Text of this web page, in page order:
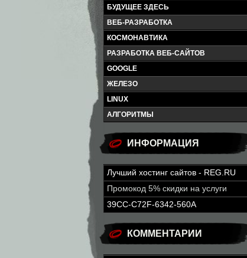
БУДУЩЕЕ ЗДЕСЬ
ВЕБ-РАЗРАБОТКА
КОСМОНАВТИКА
РАЗРАБОТКА ВЕБ-САЙТОВ
GOOGLE
ЖЕЛЕЗО
LINUX
АЛГОРИТМЫ
ИНФОРМАЦИЯ
Лучший хостинг сайтов - REG.RU
Промокод 5% скидки на услуги
39CC-C72F-6342-560A
КОММЕНТАРИИ